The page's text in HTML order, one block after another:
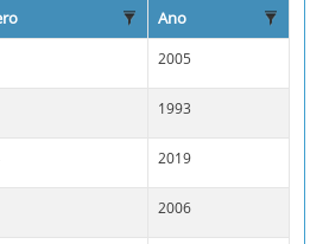
Ano
2005
1993
2019
2006